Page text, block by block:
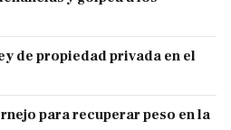
de propiedad privada en el
para recuperar peso en la